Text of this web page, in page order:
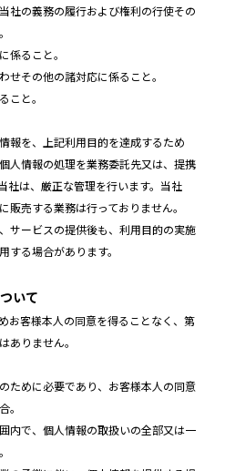
社の義務の履行および権利の行使その
係ること。
せその他の諸対応に係ること。
こと。
報を、上記利用目的を達成するため
人情報の処理を業務委託先又は、提携
社は、厳正な管理を行います。当社
販売する業務は行っておりません。
サービスの提供後も、利用目的の実施
する場合があります。
いて
お客様本人の同意を得ることなく、第
ありません。
ために必要であり、お客様本人の同意
。
内で、個人情報の取扱いの全部又は一